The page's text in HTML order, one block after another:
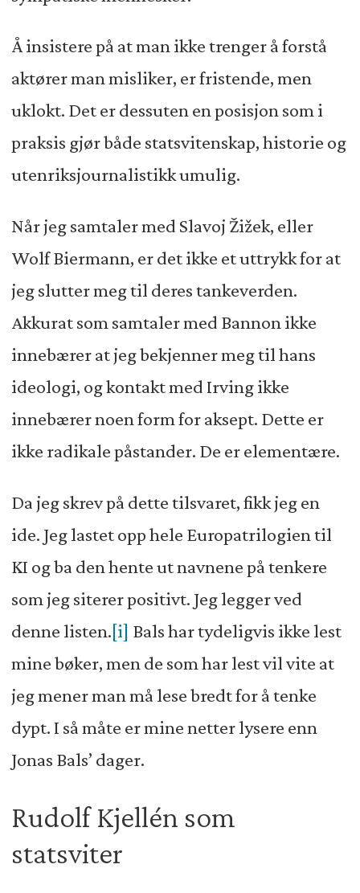
Å insistere på at man ikke trenger å forstå
aktører man misliker, er fristende, men
uklokt. Det er dessuten en posisjon som i
praksis gjør både statsvitenskap, historie og
utenriksjournalistikk umulig.
Når jeg samtaler med Slavoj Žižek, eller
Wolf Biermann, er det ikke et uttrykk for at
jeg slutter meg til deres tankeverden.
Akkurat som samtaler med Bannon ikke
innebærer at jeg bekjenner meg til hans
ideologi, og kontakt med Irving ikke
innebærer noen form for aksept. Dette er
ikke radikale påstander. De er elementære.
Da jeg skrev på dette tilsvaret, fikk jeg en
ide. Jeg lastet opp hele Europatrilogien til
KI og ba den hente ut navnene på tenkere
som jeg siterer positivt. Jeg legger ved
denne listen.[i] Bals har tydeligvis ikke lest
mine bøker, men de som har lest vil vite at
jeg mener man må lese bredt for å tenke
dypt. I så måte er mine netter lysere enn
Jonas Bals’ dager.
Rudolf Kjellén som
statsviter